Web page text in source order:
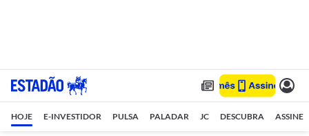
HOJE E-INVESTIDOR PULSA PALADAR JC DESCUBRA ASSINE